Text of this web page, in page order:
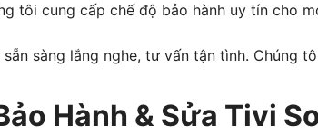
tôi cung cấp chế độ bảo hành uy tín cho
sàng lắng nghe, tư vấn tận tình. Chúng
Hành & Sửa Tivi